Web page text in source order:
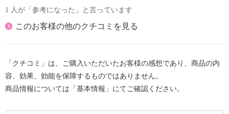
1 人が「参考になった」と言っています
このお客様の他のクチコミを見る
「クチコミ」は、ご購入いただいたお客様の感想であり、商品の内
容、効果、効能を保障するものではありません。
商品情報については「基本情報」にてご確認ください。